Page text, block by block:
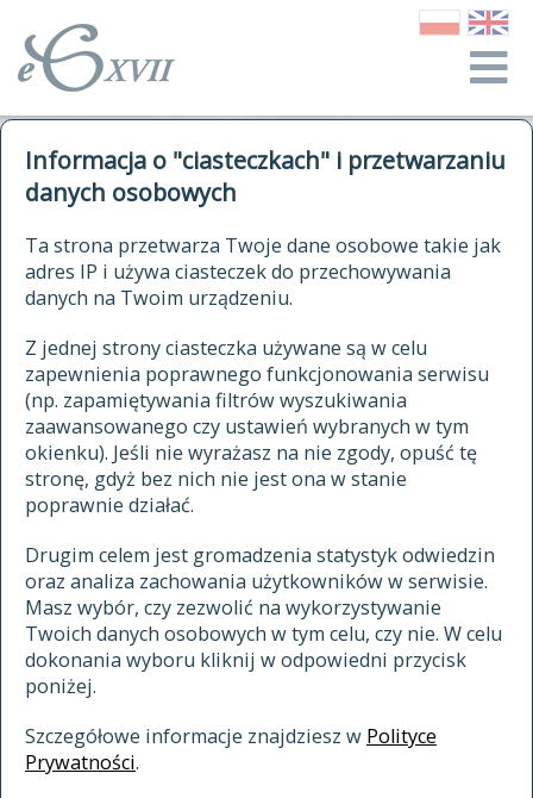
Informacja o "ciasteczkach" i przetwarzaniu
danych osobowych
Ta strona przetwarza Twoje dane osobowe takie jak
adres IP i używa ciasteczek do przechowywania
danych na Twoim urządzeniu.
Z jednej strony ciasteczka używane są w celu
zapewnienia poprawnego funkcjonowania serwisu
(np. zapamiętywania filtrów wyszukiwania
zaawansowanego czy ustawień wybranych w tym
okienku). Jeśli nie wyrażasz na nie zgody, opuść tę
stronę, gdyż bez nich nie jest ona w stanie
poprawnie działać.
Drugim celem jest gromadzenia statystyk odwiedzin
oraz analiza zachowania użytkowników w serwisie.
Masz wybór, czy zezwolić na wykorzystywanie
Twoich danych osobowych w tym celu, czy nie. W celu
dokonania wyboru kliknij w odpowiedni przycisk
poniżej.
Szczegółowe informacje znajdziesz w Polityce
Prywatności.
autorzy Słownika
historia
publikacje
źródła
autorzy tekstów źródłowych
zasady opracowania
statystyki
najnowsze hasła
ostatnio zmodyfikowane hasła
materiały archiwalne
cytowanie
kontakt
kwerendy
jak cytować Słownik
ELEKTRONICZNY SŁOWNIK
JĘZYKA POLSKIEGO
XVII I XVIII WIEKU
znajdź hasła
zaczynające się od